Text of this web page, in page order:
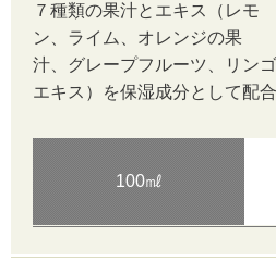
７種類の果汁とエキス（レモ
ン、ライム、オレンジの果
汁、グレープフルーツ、リン
エキス）を保湿成分として配
100㎖